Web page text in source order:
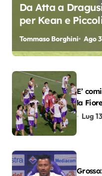
Da Atta a
per Kean e
oscar del
Tommaso Borghini Ago
E’
la
Lug